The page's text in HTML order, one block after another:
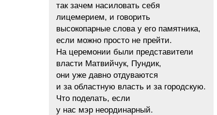
так зачем насиловать себя
лицемерием, и говорить
высокопарные слова у его памятника,
если можно просто не прейти.
На церемонии были представители
власти Матвийчук, Пундик,
они уже давно отдуваются
и за областную власть и за городскую.
Что поделать, если
у нас мэр неординарный.